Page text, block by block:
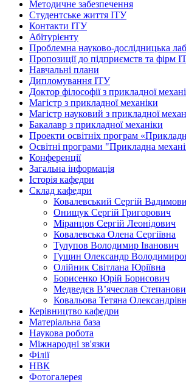
Методичне забезпечення
Студентське життя ІТУ
Контакти ІТУ
Абітурієнту
Проблемна науково-дослідницька
Пропозиції до підприємств та фірм
Навчальні плани
Дипломування ІТУ
Доктор філософії з прикладної
Магістр з прикладної механіки
Магістр науковий з прикладної
Бакалавр з прикладної механіки
Проекти освітніх програм
Освітні програми "Прикладна
Конференції
Загальна інформація
Історія кафедри
Склад кафедри
Ковалевський Сергій
Онищук Сергій Григорович
Міранцов Сергій Леонідович
Ковалевська Олена Сергіївна
Тулупов Володимир Іванович
Гущин Олександр
Олійник Світлана Юріївна
Борисенко Юрій Борисович
Медведєв В’ячеслав
Ковальова Тетяна
Керівництво кафедри
Матеріальна база
Наукова робота
Міжнародні зв'язки
Філії
НВК
Фотогалерея